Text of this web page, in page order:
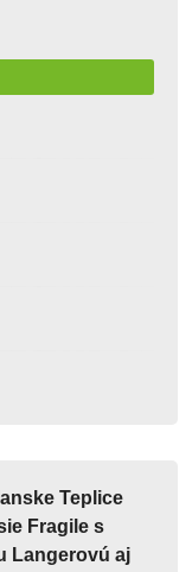
Teplice
Fragile s
Langerovú aj